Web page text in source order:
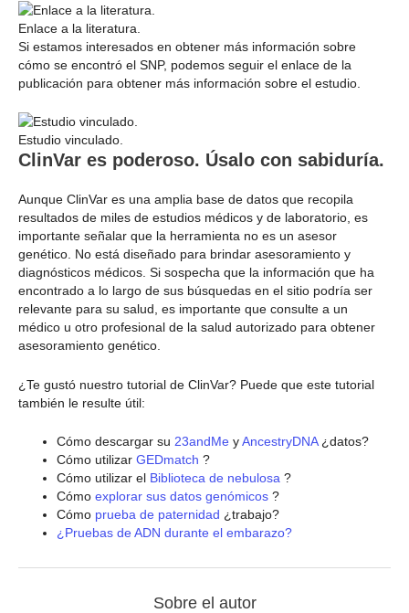
Enlace a la literatura.
Si estamos interesados en obtener más información sobre
cómo se encontró el SNP, podemos seguir el enlace de la
publicación para obtener más información sobre el estudio.
Estudio vinculado.
ClinVar es poderoso. Úsalo con sabiduría.
Aunque ClinVar es una amplia base de datos que recopila
resultados de miles de estudios médicos y de laboratorio, es
importante señalar que la herramienta no es un asesor
genético. No está diseñado para brindar asesoramiento y
diagnósticos médicos. Si sospecha que la información que ha
encontrado a lo largo de sus búsquedas en el sitio podría ser
relevante para su salud, es importante que consulte a un
médico u otro profesional de la salud autorizado para obtener
asesoramiento genético.
¿Te gustó nuestro tutorial de ClinVar? Puede que este tutorial
también le resulte útil:
Cómo descargar su 23andMe yAncestryDNA¿datos?
Cómo utilizar GEDmatch ?
Cómo utilizar el Biblioteca de nebulosa ?
Cómo explorar sus datos genómicos ?
Cómo prueba de paternidad ¿trabajo?
¿Pruebas de ADN durante el embarazo?
Sobre el autor